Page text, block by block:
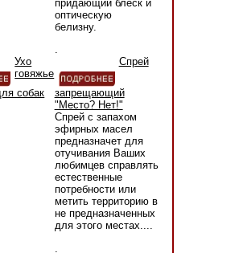
придающий блеск и
оптическую
белизну.
.
Ухо
говяжье
собак
Спрей
запрещающий
"Место? Нет!"
Спрей с запахом
эфирных масел
предназначет для
отучивания Ваших
любимцев справлять
естественные
потребности или
метить территорию в
не предназначенных
для этого местах....